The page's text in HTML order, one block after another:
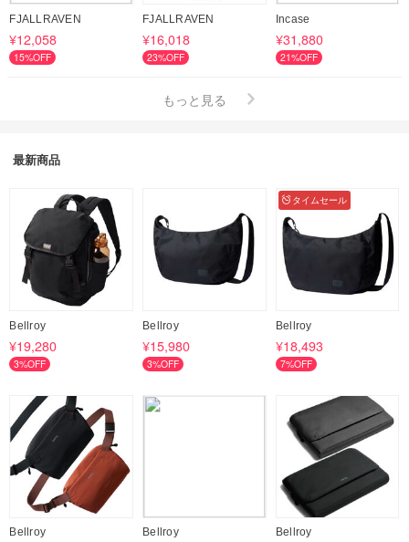
FJALLRAVEN
¥12,058
15%OFF
FJALLRAVEN
¥16,018
23%OFF
Incase
¥31,880
21%OFF
もっと見る
最新商品
Bellroy
¥19,280
3%OFF
Bellroy
¥15,980
3%OFF
タイムセール
Bellroy
¥18,493
7%OFF
Bellroy Bellroy Bellroy